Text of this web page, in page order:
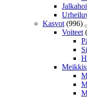
Kasvot (996)
Voiteet